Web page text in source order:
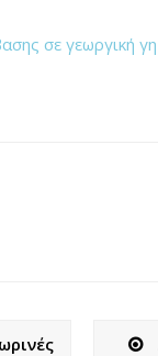
σε γεωργική γη